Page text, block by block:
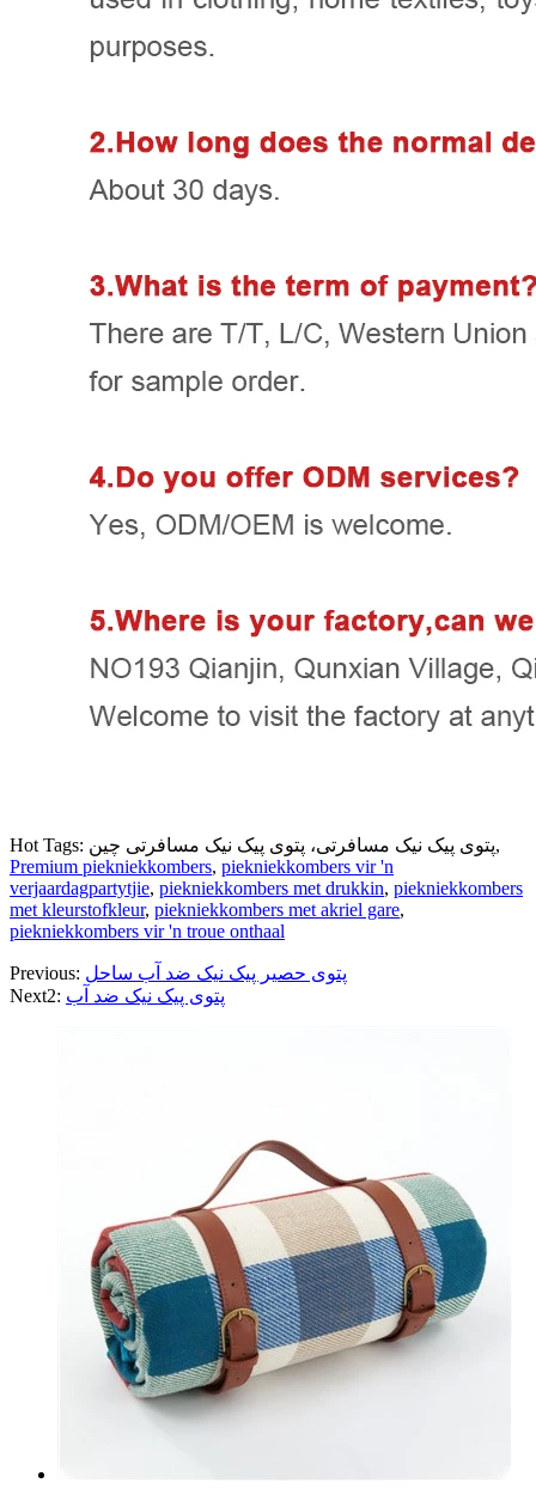
Hot Tags: پتوی پیک نیک مسافرتی، پتوی پیک نیک مسافرتی چین,
Premium piekniekkombers, piekniekkombers vir 'n
verjaardagpartytjie, piekniekkombers met drukkin, piekniekkombers
met kleurstofkleur, piekniekkombers met akriel gare,
piekniekkombers vir 'n troue onthaal
Previous: پتوی حصیر پیک نیک ضد آب ساحل
Next2: پتوی پیک نیک ضد آب